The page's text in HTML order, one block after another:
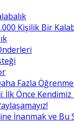
Kişilik Bir
Fazla
İlk Önce
İnanmak ve Bu